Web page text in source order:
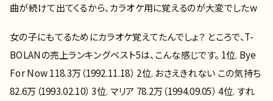
曲が続けて出てくるから、カラオケ用に覚えるのが大変でしたw
女の子にもてるためにカラオケ覚えてたんでしょ？ ところで、T-
BOLANの売上ランキングベスト5は、こんな感じです。 1位. Bye
For Now 118.3万（1992.11.18） 2位. おさえきれない この気持ち
82.6万（1993.02.10） 3位. マリア 78.2万（1994.09.05） 4位. すれ